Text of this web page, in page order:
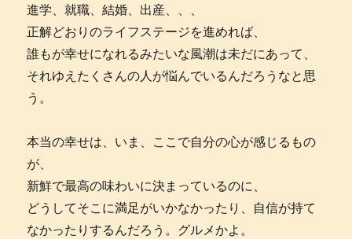
進学、就職、結婚、出産、、、
正解どおりのライフステージを進めれば、
誰もが幸せになれるみたいな風潮は未だにあって、
それゆえたくさんの人が悩んでいるんだろうなと思
う。
本当の幸せは、いま、ここで自分の心が感じるもの
が、
新鮮で最高の味わいに決まっているのに、
どうしてそこに満足がいかなかったり、自信が持て
なかったりするんだろう。グルメかよ。